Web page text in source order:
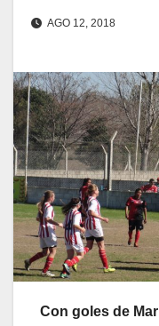
AGO 12, 2018
Con goles de